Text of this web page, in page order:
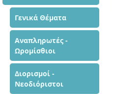
Γενικά Θέματα
Αναπληρωτές -
Ωρομίσθιοι
Διορισμοί -
Νεοδιόριστοι